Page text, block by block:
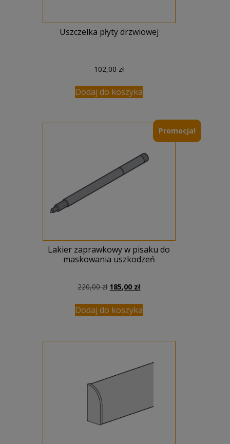
Uszczelka płyty drzwiowej
102,00 zł
Dodaj do koszyka
Promocja!
Lakier zaprawkowy w pisaku do
maskowania uszkodzeń
220,00zł Pierwotna
wynosiła:
220,00 zł.
185,00 złAktualna
wynosi:
185,00 zł.
Dodaj do koszyka